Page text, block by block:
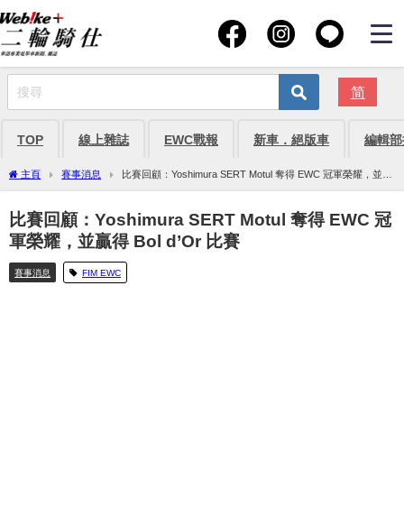
简
TOP 線上雜誌 EWC戰報 新車．絕版車 編輯
主頁 賽事消息
比賽回顧：Yoshimura SERT Motul 奪得 EWC 冠軍榮耀，並贏
得 Bol d’Or 比賽
比賽回顧：Yoshimura SERT Motul 奪得 EWC 冠
軍榮耀，並贏得 Bol d’Or 比賽
賽事消息 FIM EWC